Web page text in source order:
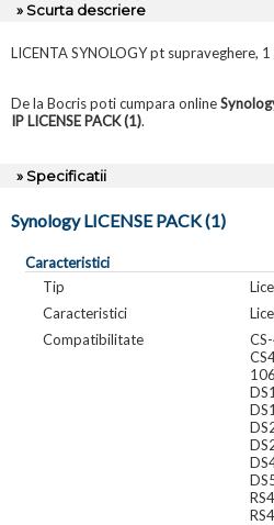
» Scurta descriere
LICENTA SYNOLOGY pt supraveghere,
De la Bocris poti cumpara online
IP LICENSE PACK (1).
» Specificatii
Synology LICENSE PACK (1)
Caracteristici
Tip
Caracteristici
Compatibilitate